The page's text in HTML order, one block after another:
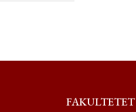
FAKULTETET